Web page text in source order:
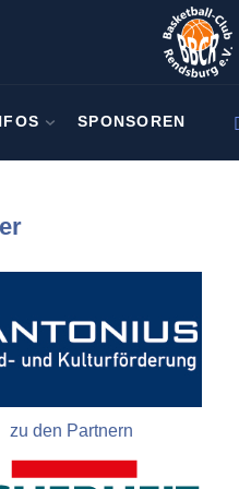
SPONSOREN
zu den Partnern